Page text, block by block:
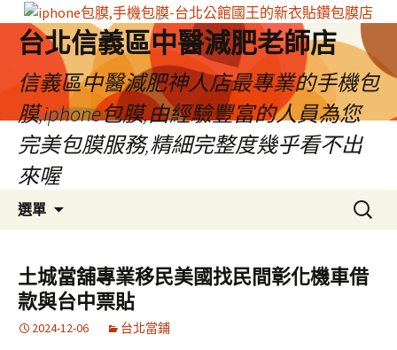
台北信義區中醫減肥老師店
信義區中醫減肥神人店最專業的手機包
膜,iphone包膜,由經驗豐富的人員為您
完美包膜服務,精細完整度幾乎看不出
來喔
選單
容
區
搜
尋
鍵
字:
土城當舖專業移民美國找民間彰化機車借
款與台中票貼
2024-12-06 台北當鋪